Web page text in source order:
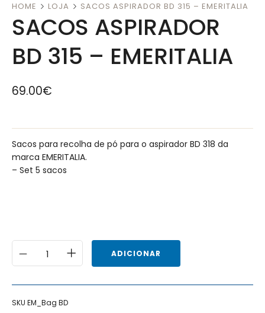
HOME LOJA SACOS ASPIRADOR BD 315 – EMERITALIA
SACOS ASPIRADOR
BD 315 – EMERITALIA
69.00€
Sacos para recolha de pó para o aspirador BD 318 da
marca EMERITALIA.
– Set 5 sacos
ADICIONAR
SKU EM_Bag BD